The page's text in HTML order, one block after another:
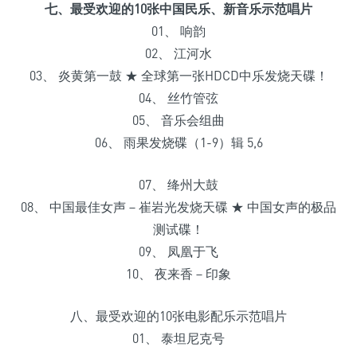
七、最受欢迎的10张中国民乐、新音乐示范唱片
01、 响韵
02、 江河水
03、 炎黄第一鼓 ★ 全球第一张HDCD中乐发烧天碟！
04、 丝竹管弦
05、 音乐会组曲
06、 雨果发烧碟（1-9）辑 5,6
07、 绛州大鼓
08、 中国最佳女声－崔岩光发烧天碟 ★ 中国女声的极品
测试碟！
09、 凤凰于飞
10、 夜来香－印象
八、最受欢迎的10张电影配乐示范唱片
01、 泰坦尼克号